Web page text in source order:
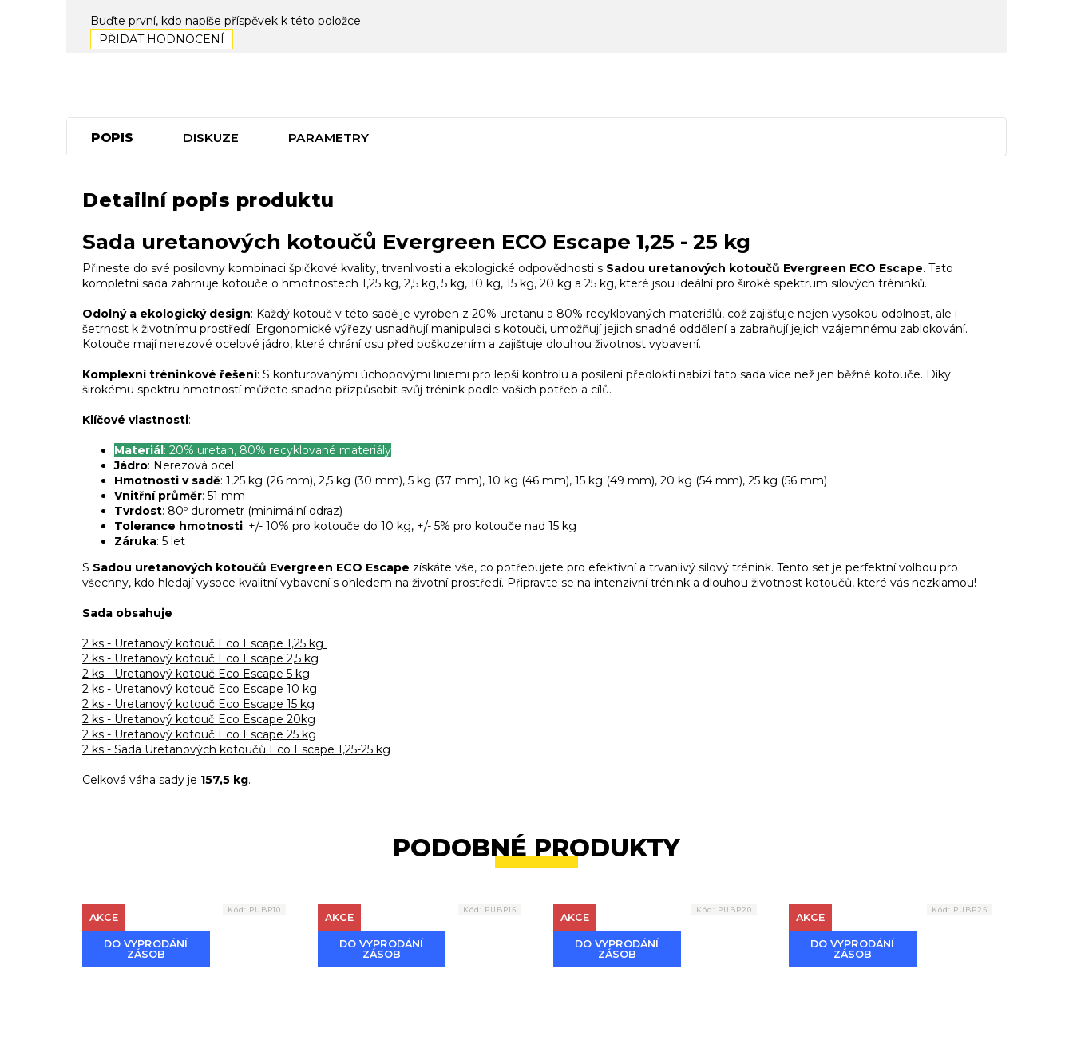
Buďte první, kdo napíše příspěvek k této položce.
PŘIDAT HODNOCENÍ
POPIS DISKUZE PARAMETRY
Detailní popis produktu
Sada uretanových kotoučů Evergreen ECO Escape 1,25 - 25 kg
Přineste do své posilovny kombinaci špičkové kvality, trvanlivosti a ekologické odpovědnosti s Sadou uretanových kotoučů Evergreen ECO Escape. Tato
kompletní sada zahrnuje kotouče o hmotnostech 1,25 kg, 2,5 kg, 5 kg, 10 kg, 15 kg, 20 kg a 25 kg, které jsou ideální pro široké spektrum silových tréninků.
Odolný a ekologický design: Každý kotouč v této sadě je vyroben z 20% uretanu a 80% recyklovaných materiálů, což zajišťuje nejen vysokou odolnost, ale i
šetrnost k životnímu prostředí. Ergonomické výřezy usnadňují manipulaci s kotouči, umožňují jejich snadné oddělení a zabraňují jejich vzájemnému zablokování.
Kotouče mají nerezové ocelové jádro, které chrání osu před poškozením a zajišťuje dlouhou životnost vybavení.
Komplexní tréninkové řešení: S konturovanými úchopovými liniemi pro lepší kontrolu a posílení předloktí nabízí tato sada více než jen běžné kotouče. Díky
širokému spektru hmotností můžete snadno přizpůsobit svůj trénink podle vašich potřeb a cílů.
Klíčové vlastnosti:
Materiál : 20% uretan, 80% recyklované materiály
Jádro: Nerezová ocel
Hmotnosti v sadě: 1,25 kg (26 mm), 2,5 kg (30 mm), 5 kg (37 mm), 10 kg (46 mm), 15 kg (49 mm), 20 kg (54 mm), 25 kg (56 mm)
Vnitřní průměr: 51 mm
Tvrdost: 80º durometr (minimální odraz)
Tolerance hmotnosti: +/- 10% pro kotouče do 10 kg, +/- 5% pro kotouče nad 15 kg
Záruka: 5 let
S Sadou uretanových kotoučů Evergreen ECO Escape získáte vše, co potřebujete pro efektivní a trvanlivý silový trénink. Tento set je perfektní volbou pro
všechny, kdo hledají vysoce kvalitní vybavení s ohledem na životní prostředí. Připravte se na intenzivní trénink a dlouhou životnost kotoučů, které vás nezklamou!
Sada obsahuje
2 ks - Uretanový kotouč Eco Escape 1,25 kg
2 ks - Uretanový kotouč Eco Escape 2,5 kg
2 ks - Uretanový kotouč Eco Escape 5 kg
2 ks - Uretanový kotouč Eco Escape 10 kg
2 ks - Uretanový kotouč Eco Escape 15 kg
2 ks - Uretanový kotouč Eco Escape 20kg
2 ks - Uretanový kotouč Eco Escape 25 kg
2 ks - Sada Uretanových kotoučů Eco Escape 1,25-25 kg
Celková váha sady je 157,5 kg.
PODOBNÉ PRODUKTY
AKCE
DO VYPRODÁNÍ
ZÁSOB
Kód: PUBP10
AKCE
DO VYPRODÁNÍ
ZÁSOB
Kód: PUBP15
AKCE
DO VYPRODÁNÍ
ZÁSOB
Kód: PUBP20
AKCE
DO VYPRODÁNÍ
ZÁSOB
Kód: PUBP25